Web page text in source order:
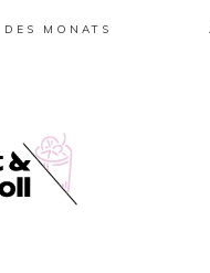
MONATS